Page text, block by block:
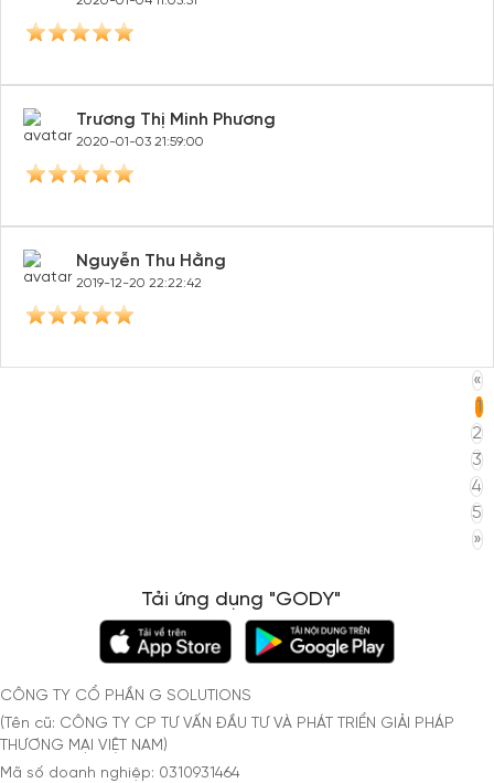
Trương Thị Minh Phương
2020-01-03 21:59:00
Nguyễn Thu Hằng
2019-12-20 22:22:42
«
1
2
3
4
5
»
Tải ứng dụng "GODY"
CÔNG TY CỔ PHẦN G SOLUTIONS
(Tên cũ: CÔNG TY CP TƯ VẤN ĐẦU TƯ VÀ PHÁT TRIỂN GIẢI PHÁP
THƯƠNG MẠI VIỆT NAM)
Mã số doanh nghiệp: 0310931464